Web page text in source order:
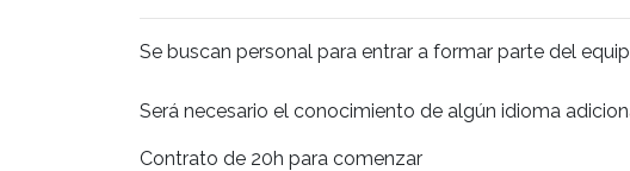
Se buscan personal para entrar a formar parte del
Será necesario el conocimiento de algún idioma
Contrato de 20h para comenzar